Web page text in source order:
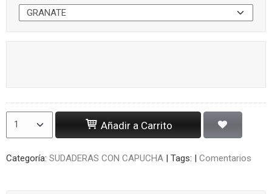
Añadir a Carrito
Categoría: SUDADERAS CON CAPUCHA | Tags: | Comentarios